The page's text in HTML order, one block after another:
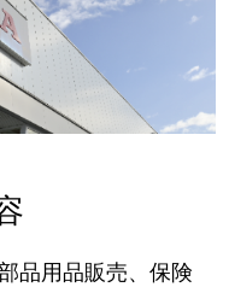
品用品販売、保険